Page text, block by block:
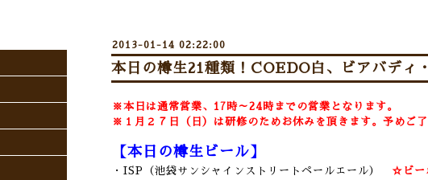
2013-01-14 02:22:00
本日の樽生21種類！COEDO白、ビアバデ
※本日は通常営業、17時～24時までの営業となります。
※１月２７日（日）は研修のためお休みを頂きます。予めご了
【本日の樽生ビール】
・ISP（池袋サンシャインストリートペールエール）
☆ビー